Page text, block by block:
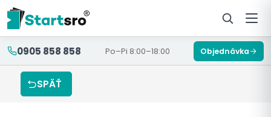
0905 858 858 Po–Pi 8:00–18:00 Objednávka
SPÄŤ